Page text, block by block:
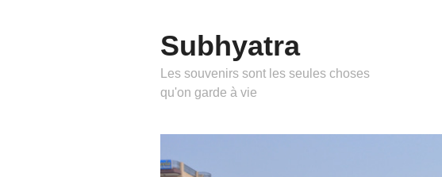
Subhyatra
Les souvenirs sont les seules choses
qu'on garde à vie